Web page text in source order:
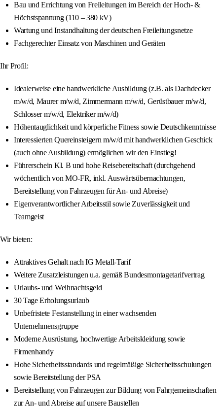
Bau und Errichtung von Freileitungen im Bereich der Hoch- &
Höchstspannung (110 – 380 kV)
Wartung und Instandhaltung der deutschen Freileitungsnetze
Fachgerechter Einsatz von Maschinen und Geräten
Ihr Profil:
Idealerweise eine handwerkliche Ausbildung (z.B. als Dachdecker
m/w/d, Maurer m/w/d, Zimmermann m/w/d, Gerüstbauer m/w/d,
Schlosser m/w/d, Elektriker m/w/d)
Höhentauglichkeit und körperliche Fitness sowie Deutschkenntnisse
Interessierten Quereinsteigern m/w/d mit handwerklichen Geschick
(auch ohne Ausbildung) ermöglichen wir den Einstieg!
Führerschein Kl. B und hohe Reisebereitschaft (durchgehend
wöchentlich von MO-FR, inkl. Auswärtsübernachtungen,
Bereitstellung von Fahrzeugen für An- und Abreise)
Eigenverantwortlicher Arbeitsstil sowie Zuverlässigkeit und
Teamgeist
Wir bieten:
Attraktives Gehalt nach IG Metall-Tarif
Weitere Zusatzleistungen u.a. gemäß Bundesmontagetarifvertrag
Urlaubs- und Weihnachtsgeld
30 Tage Erholungsurlaub
Unbefristete Festanstellung in einer wachsenden
Unternehmensgruppe
Moderne Ausrüstung, hochwertige Arbeitskleidung sowie
Firmenhandy
Hohe Sicherheitsstandards und regelmäßige Sicherheitsschulungen
sowie Bereitstellung der PSA
Bereitstellung von Fahrzeugen zur Bildung von Fahrgemeinschaften
zur An- und Abreise auf unsere Baustellen